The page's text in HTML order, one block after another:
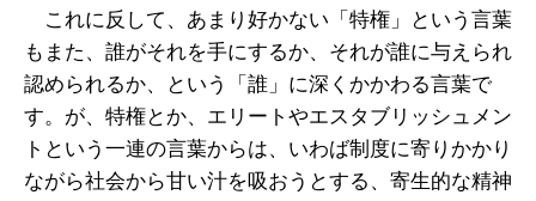
これに反して、あまり好かない「特権」という言葉
もまた、誰がそれを手にするか、それが誰に与えられ
認められるか、という「誰」に深くかかわる言葉で
す。が、特権とか、エリートやエスタブリッシュメン
トという一連の言葉からは、いわば制度に寄りかかり
ながら社会から甘い汁を吸おうとする、寄生的な精神